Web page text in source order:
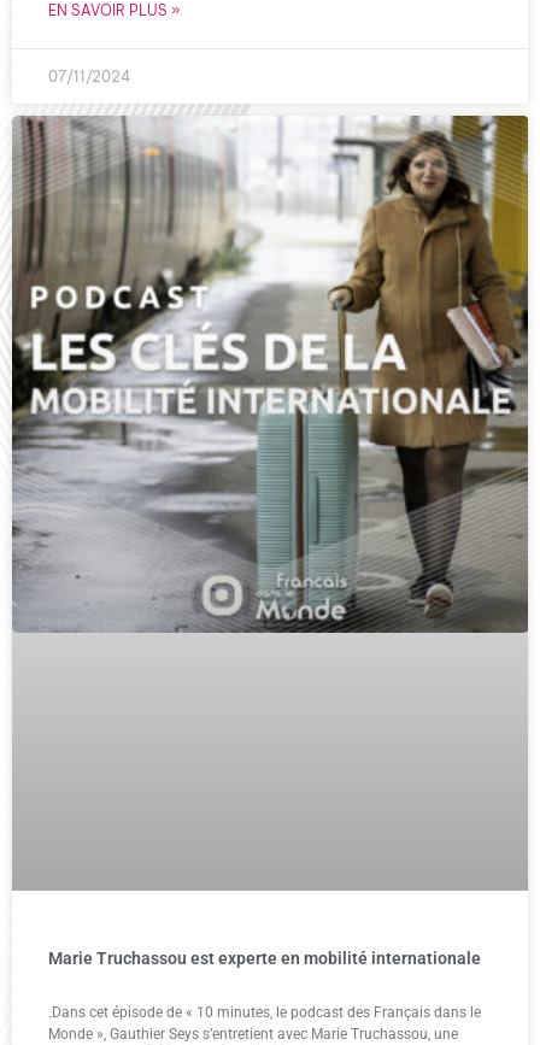
EN SAVOIR PLUS »
07/11/2024
Marie Truchassou est experte en mobilité internationale
.Dans cet épisode de « 10 minutes, le podcast des Français dans le
Monde », Gauthier Seys s’entretient avec Marie Truchassou, une